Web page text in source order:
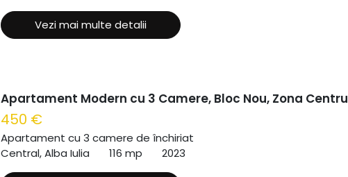
Vezi mai multe detalii
Apartament Modern cu 3 Camere, Bloc Nou, Zona Centru
450 €
Apartament cu 3 camere de închiriat
Central, Alba Iulia
116 mp 2023